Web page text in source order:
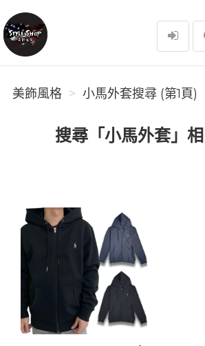
美飾風格
美飾風格 小馬外套搜尋 (第1頁)
搜尋「小馬外套」